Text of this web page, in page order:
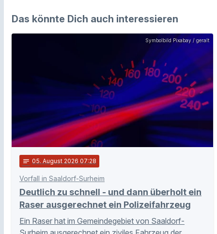
Das könnte Dich auch interessieren
Symbolbild Pixabay / geralt
notes 05. August 2026 07:28
Vorfall in Saaldorf-Surheim
Deutlich zu schnell - und dann überholt ein
Raser ausgerechnet ein Polizeifahrzeug
Ein Raser hat im Gemeindegebiet von Saaldorf-